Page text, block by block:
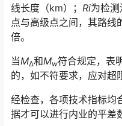
线长度（km）； Ri为检
点与高级点之间，其路线
倍。
当MΔ和Mw符合规定，表
的，如不符要求，应对超
经检查，各项技术指标均
据才可以进行内业的平差